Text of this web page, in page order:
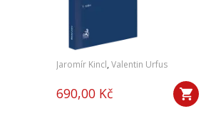
Jaromír Kincl, Valentin Urfus
690,00 Kč